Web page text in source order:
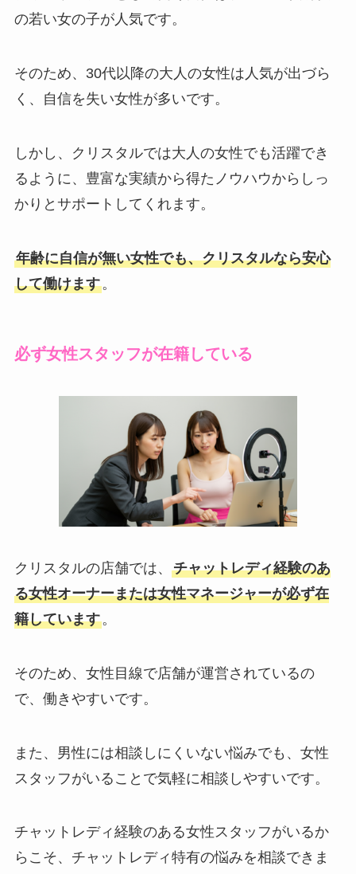
の若い女の子が人気です。
そのため、30代以降の大人の女性は人気が出づら
く、自信を失い女性が多いです。
しかし、クリスタルでは大人の女性でも活躍でき
るように、豊富な実績から得たノウハウからしっ
かりとサポートしてくれます。
年齢に自信が無い女性でも、クリスタルなら安心
して働けます。
必ず女性スタッフが在籍している
クリスタルの店舗では、 チャットレディ経験のあ
る女性オーナーまたは女性マネージャーが必ず在
籍しています。
そのため、女性目線で店舗が運営されているの
で、働きやすいです。
また、男性には相談しにくいない悩みでも、女性
スタッフがいることで気軽に相談しやすいです。
チャットレディ経験のある女性スタッフがいるか
らこそ、チャットレディ特有の悩みを相談できま